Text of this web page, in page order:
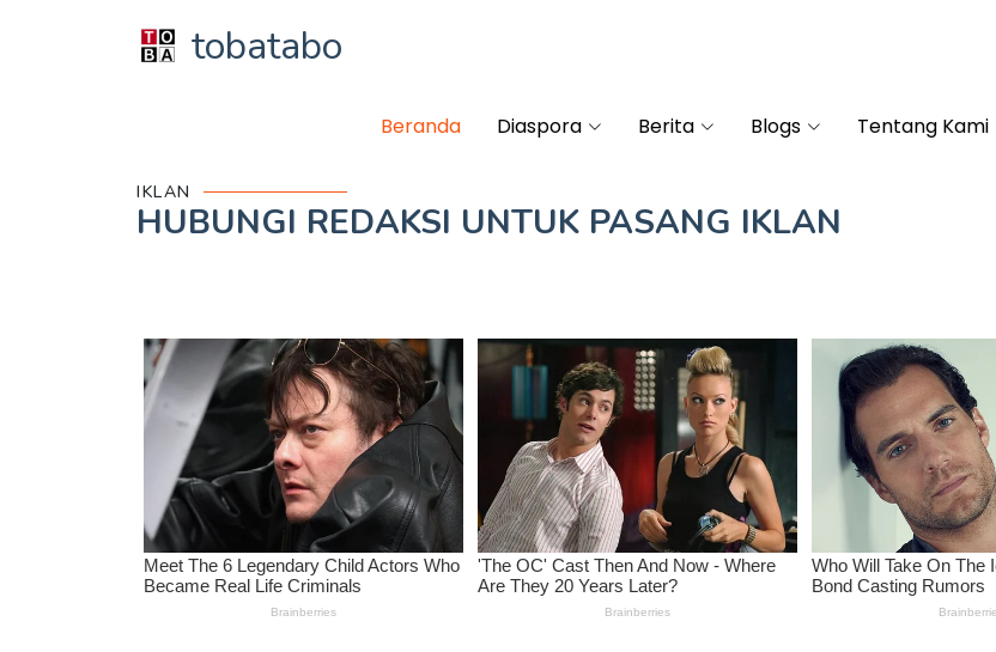
tobatabo
Beranda Diaspora Berita Blogs Tentang Kami
IKLAN
HUBUNGI REDAKSI UNTUK PASANG IKLAN